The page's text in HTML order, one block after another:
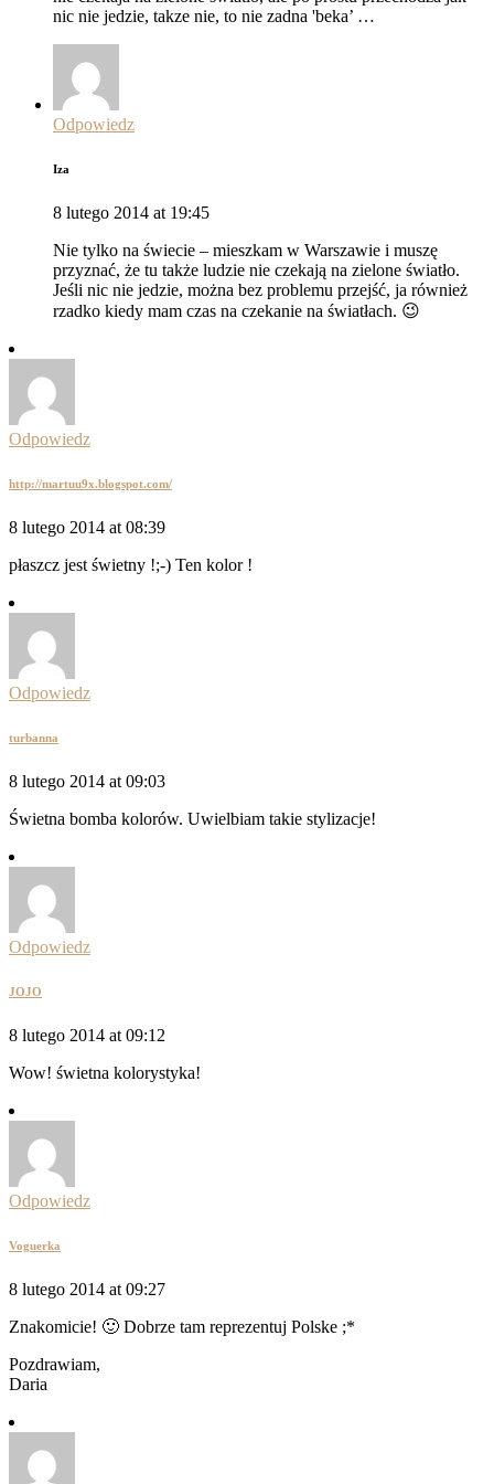
nic nie jedzie, takze nie, to nie zadna 'beka’ …
Odpowiedz
Iza
8 lutego 2014 at 19:45
Nie tylko na świecie – mieszkam w Warszawie i muszę
przyznać, że tu także ludzie nie czekają na zielone światło.
Jeśli nic nie jedzie, można bez problemu przejść, ja również
rzadko kiedy mam czas na czekanie na światłach. 😉
Odpowiedz
http://martuu9x.blogspot.com/
8 lutego 2014 at 08:39
płaszcz jest świetny !;-) Ten kolor !
Odpowiedz
turbanna
8 lutego 2014 at 09:03
Świetna bomba kolorów. Uwielbiam takie stylizacje!
Odpowiedz
JOJO
8 lutego 2014 at 09:12
Wow! świetna kolorystyka!
Odpowiedz
Voguerka
8 lutego 2014 at 09:27
Znakomicie! 🙂 Dobrze tam reprezentuj Polske ;*
Pozdrawiam,
Daria